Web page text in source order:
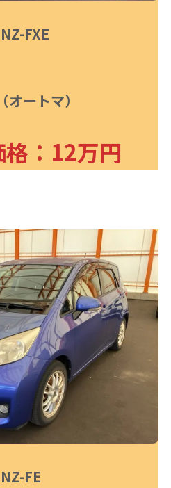
FXE
ートマ）
：12万円
FE